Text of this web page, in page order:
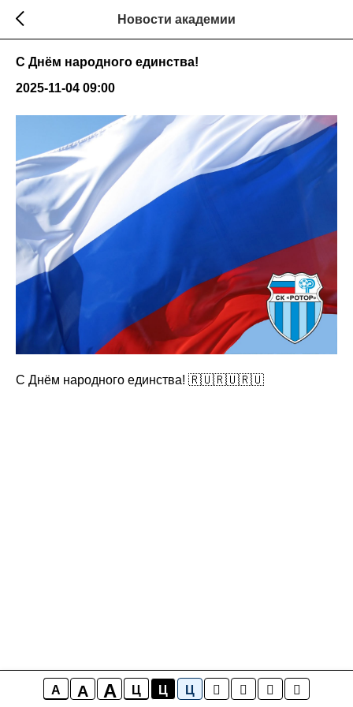
A A A Ц Ц Ц
Новости академии
С Днём народного единства!
2025-11-04 09:00
С Днём народного единства! 🇷🇺🇷🇺🇷🇺